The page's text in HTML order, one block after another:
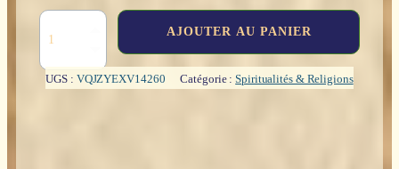
de
Bingen
AJOUTER AU PANIER
UGS : VQJZYEXV14260 Catégorie :Spiritualités & Religions